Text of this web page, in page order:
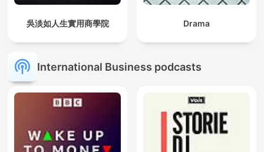
吳淡如人生實用商學院 Drama
International Business podcasts